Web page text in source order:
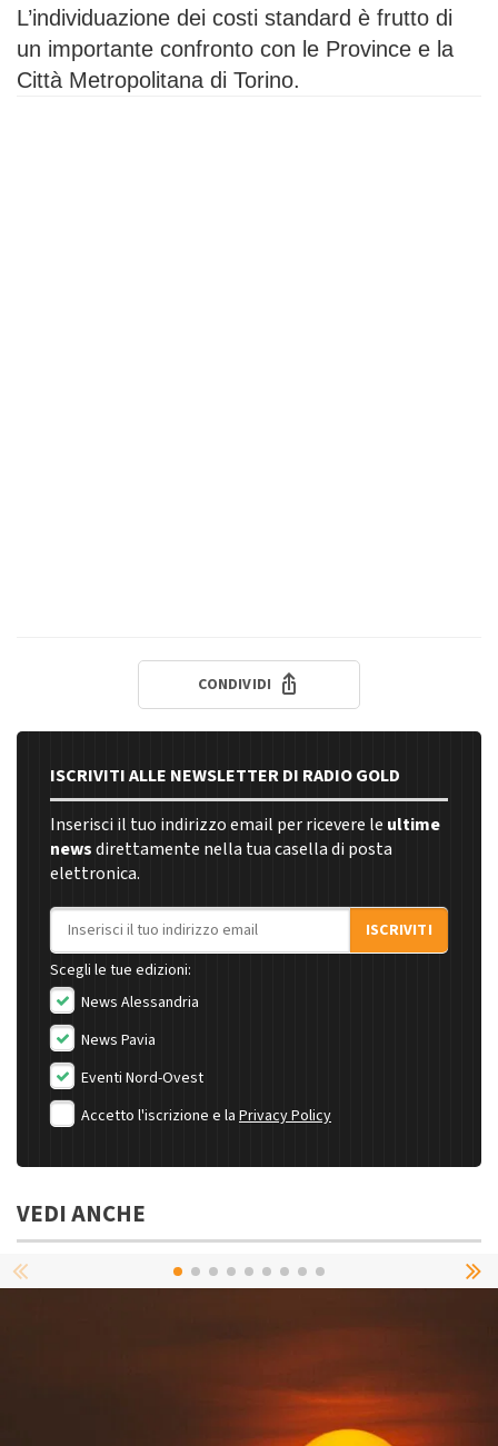
L’individuazione dei costi standard è frutto di
un importante confronto con le Province e la
Città Metropolitana di Torino.
CONDIVIDI
ISCRIVITI ALLE NEWSLETTER DI RADIO GOLD
Inserisci il tuo indirizzo email per ricevere le ultime
newsdirettamente nella tua casella di posta
elettronica.
Indirizzo email
ISCRIVITI
Scegli le tue edizioni:
News Alessandria
News Pavia
Eventi Nord-Ovest
Accetto l'iscrizione e la Privacy Policy
VEDI ANCHE